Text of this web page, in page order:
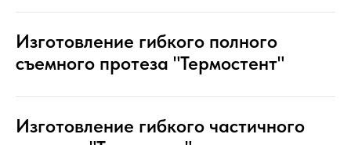
Изготовление гибкого полного
съемного протеза "Термостент"
Изготовление гибкого частичного